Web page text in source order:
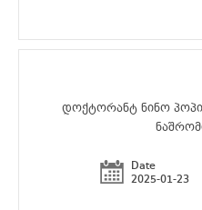
დოქტორანტ ნინო
Date
2025-01-23